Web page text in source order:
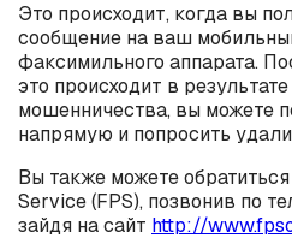
Это происходит, когда вы
сообщение на ваш
факсимильного аппарата.
это происходит в
мошенничества, вы можете
напрямую и попросить
Вы также можете
Service (FPS), позвонив по
зайдя на сайт http://